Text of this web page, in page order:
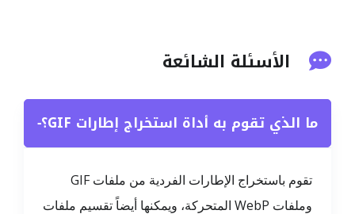
الأسئلة الشائعة
ما الذي تقوم به أداة استخراج إطارات GIF؟ −
تقوم باستخراج الإطارات الفردية من ملفات GIF
وملفات WebP المتحركة، ويمكنها أيضاً تقسيم ملفات